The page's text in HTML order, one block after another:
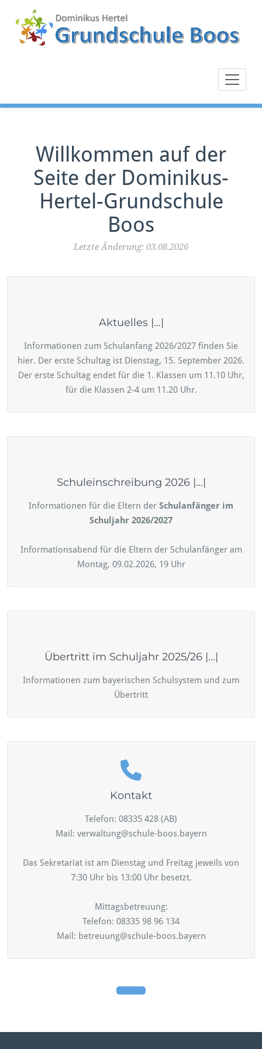
Inhalt
springen
Willkommen auf der
Seite der Dominikus-
Hertel-Grundschule
Boos
Letzte Änderung: 03.08.2026
Aktuelles |...|
Informationen zum Schulanfang 2026/2027 finden Sie
hier. Der erste Schultag ist Dienstag, 15. September 2026.
Der erste Schultag endet für die 1. Klassen um 11.10 Uhr,
für die Klassen 2-4 um 11.20 Uhr.
Schuleinschreibung 2026 |...|
Informationen für die Eltern der Schulanfänger im
Schuljahr 2026/2027
Informationsabend für die Eltern der Schulanfänger am
Montag, 09.02.2026, 19 Uhr
Übertritt im Schuljahr 2025/26 |...|
Informationen zum bayerischen Schulsystem und zum
Übertritt
Kontakt
Telefon: 08335 428 (AB)
Mail: verwaltung@schule-boos.bayern
Das Sekretariat ist am Dienstag und Freitag jeweils von
7:30 Uhr bis 13:00 Uhr besetzt.
Mittagsbetreuung:
Telefon: 08335 98 96 134
Mail: betreuung@schule-boos.bayern